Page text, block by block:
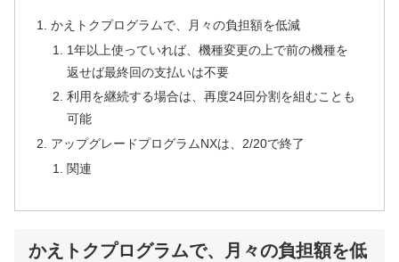
かえトクプログラムで、月々の負担額を低減
1年以上使っていれば、機種変更の上で前の機種を
返せば最終回の支払いは不要
利用を継続する場合は、再度24回分割を組むことも
可能
アップグレードプログラムNXは、2/20で終了
関連
かえトクプログラムで、月々の負担額を低